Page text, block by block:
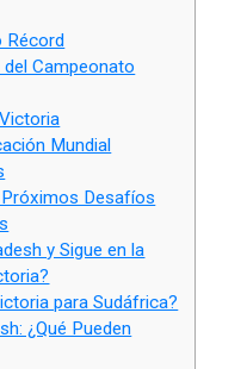
Récord
Campeonato
Mundial
Desafíos
y Sigue en la
para Sudáfrica?
¿Qué Pueden